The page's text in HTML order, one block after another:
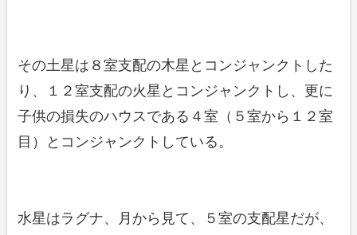
その土星は８室支配の木星とコンジャンクトした
り、１２室支配の火星とコンジャンクトし、更に
子供の損失のハウスである４室（５室から１２室
目）とコンジャンクトしている。
水星はラグナ、月から見て、５室の支配星だが、